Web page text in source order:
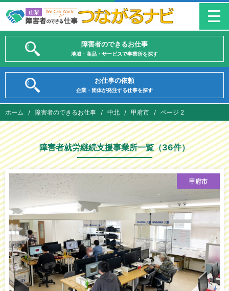
障害者のできるお仕事
地域・商品・サービスで事業所を探す
お仕事の依頼
企業・団体が発注する仕事を探す
ホーム / 障害者のできるお仕事 / 中北 / 甲府市 / ページ 2
障害者就労継続支援事業所一覧（36件）
甲府市